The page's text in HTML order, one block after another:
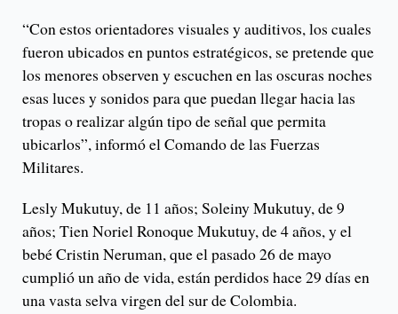
“Con estos orientadores visuales y auditivos, los cuales
fueron ubicados en puntos estratégicos, se pretende que
los menores observen y escuchen en las oscuras noches
esas luces y sonidos para que puedan llegar hacia las
tropas o realizar algún tipo de señal que permita
ubicarlos”, informó el Comando de las Fuerzas
Militares.
Lesly Mukutuy, de 11 años; Soleiny Mukutuy, de 9
años; Tien Noriel Ronoque Mukutuy, de 4 años, y el
bebé Cristin Neruman, que el pasado 26 de mayo
cumplió un año de vida, están perdidos hace 29 días en
una vasta selva virgen del sur de Colombia.